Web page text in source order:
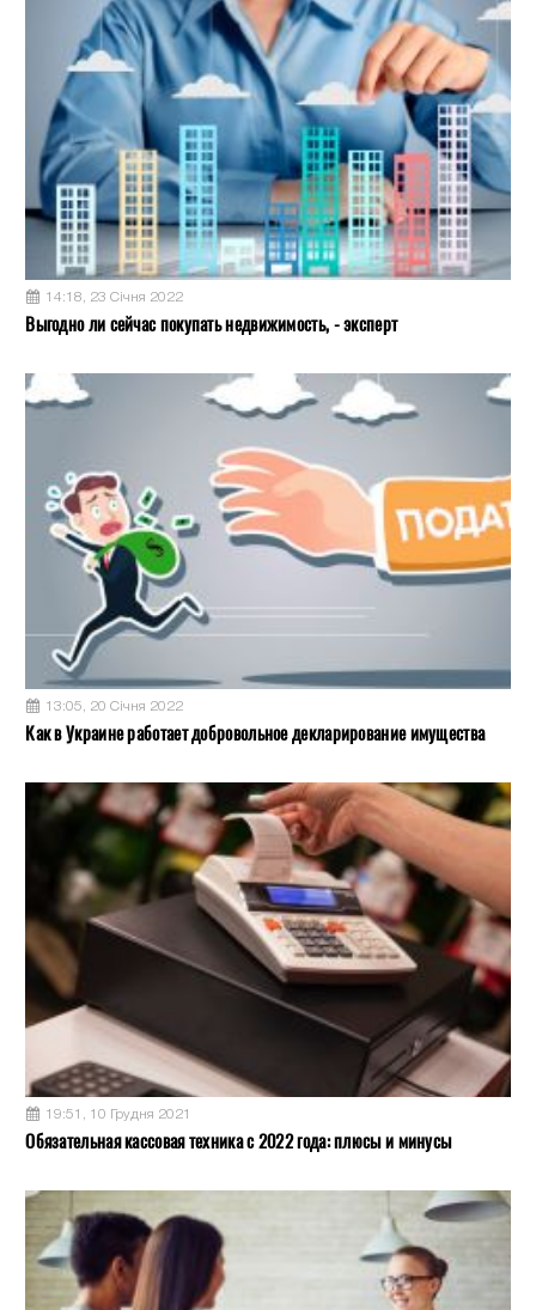
14:18, 23 Січня 2022
Выгодно ли сейчас покупать недвижимость, - эксперт
13:05, 20 Січня 2022
Как в Украине работает добровольное декларирование имущества
19:51, 10 Грудня 2021
Обязательная кассовая техника с 2022 года: плюсы и минусы